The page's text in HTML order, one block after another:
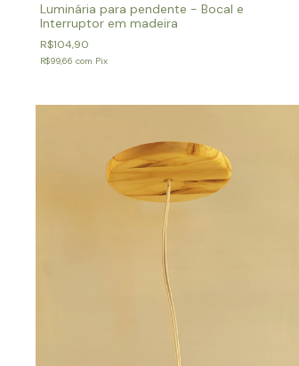
Luminária para pendente - Bocal e
Interruptor em madeira
R$104,90
R$99,66 com Pix